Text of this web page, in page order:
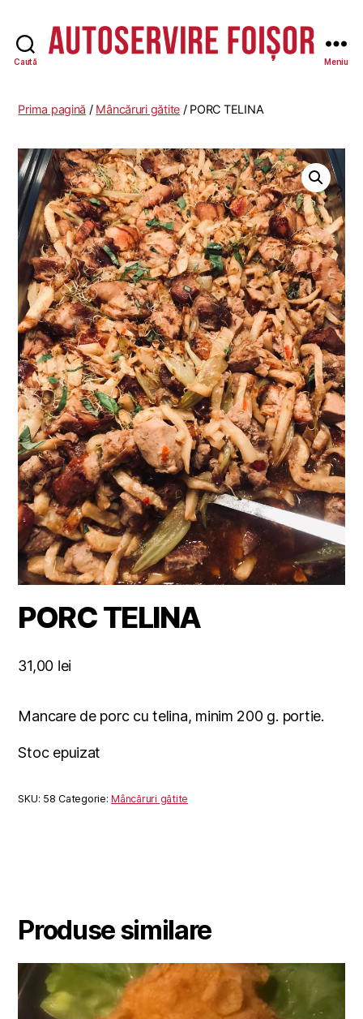
Caută Meniu
Prima pagină / Mâncăruri gătite / PORC TELINA
PORC TELINA
31,00 lei
Mancare de porc cu telina, minim 200 g. portie.
Stoc epuizat
SKU: 58 Categorie:Mâncăruri gătite
Produse similare